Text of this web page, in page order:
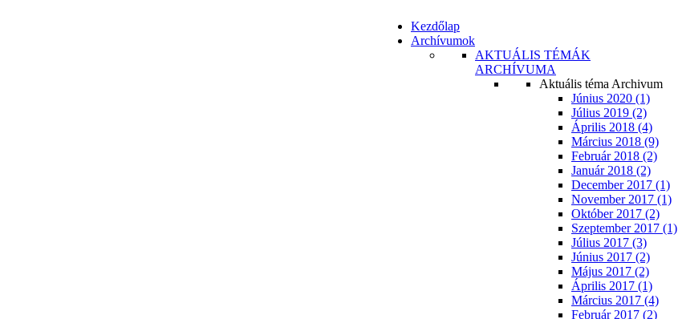
Kezdőlap
Archívumok
AKTUÁLIS TÉMÁK
ARCHÍVUMA
Aktuális téma Archivum
Június 2020 (1)
Július 2019 (2)
Április 2018 (4)
Március 2018 (9)
Február 2018 (2)
Január 2018 (2)
December 2017 (1)
November 2017 (1)
Október 2017 (2)
Szeptember 2017 (1)
Július 2017 (3)
Június 2017 (2)
Május 2017 (2)
Április 2017 (1)
Március 2017 (4)
Február 2017 (2)